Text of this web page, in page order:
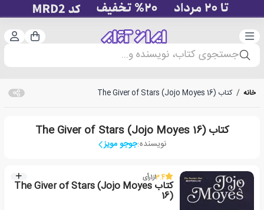
دسته‌بندی سبد
جستجوی کتاب، نویسنده و...
خانه / کتاب The Giver of Stars (Jojo Moyes 16)
کتاب The Giver of Stars (Jojo Moyes 16)
نویسنده:جوجو مویز
3.4از1رأی
کتاب The Giver of Stars (Jojo Moyes
16)